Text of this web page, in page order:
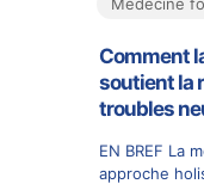
Comment
soutient la
troubles
EN BREF La
approche